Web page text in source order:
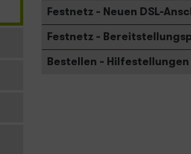
Festnetz - Neuen DSL-
Festnetz -
Bestellen - Hilfestellungen